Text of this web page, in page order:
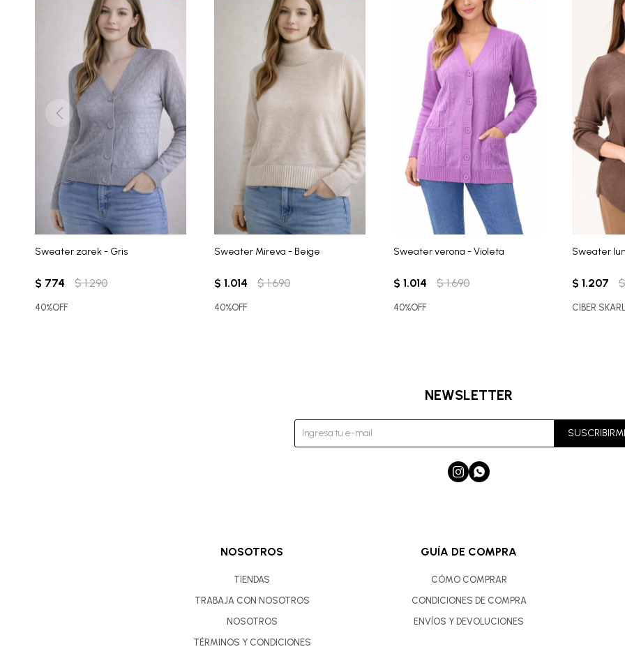
Sweater zarek - Gris
$ 774 $ 1.290
40%OFF
Sweater Mireva - Beige
$ 1.014 $ 1.690
40%OFF
Sweater verona - Violeta
$ 1.014 $ 1.690
40%OFF
Sweater
$ 1.207
CIBER
NOSOTROS
TIENDAS
TRABAJA CON NOSOTROS
NOSOTROS
TÉRMINOS Y CONDICIONES
GUÍA DE COMPRA
CÓMO COMPRAR
CONDICIONES DE COMPRA
ENVÍOS Y DEVOLUCIONES
NEWSLETTER
 